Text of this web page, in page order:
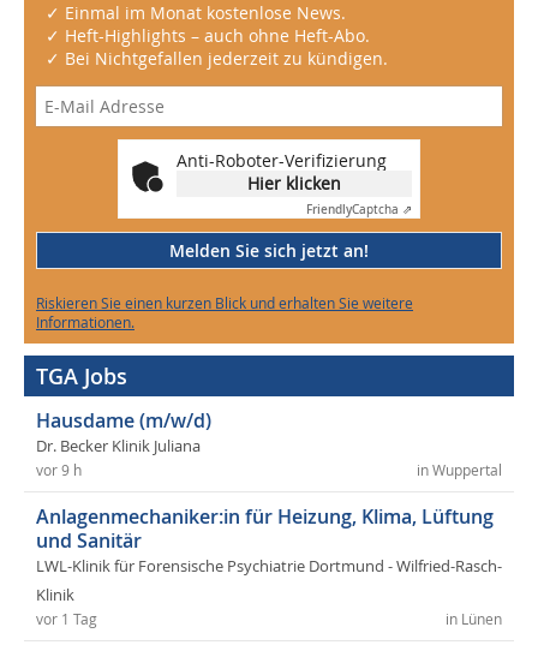
✓ Einmal im Monat kostenlose News.
✓ Heft-Highlights – auch ohne Heft-Abo.
✓ Bei Nichtgefallen jederzeit zu kündigen.
Anti-Roboter-Verifizierung
Hier klicken
FriendlyCaptcha ⇗
Melden Sie sich jetzt an!
Riskieren Sie einen kurzen Blick und erhalten Sie weitere
Informationen.
TGA Jobs
Hausdame (m/w/d)
Dr. Becker Klinik Juliana
in Wuppertal
vor 9 h
Anlagenmechaniker:in für Heizung, Klima, Lüftung
und Sanitär
LWL-Klinik für Forensische Psychiatrie Dortmund - Wilfried-Rasch-
Klinik
in Lünen
vor 1 Tag